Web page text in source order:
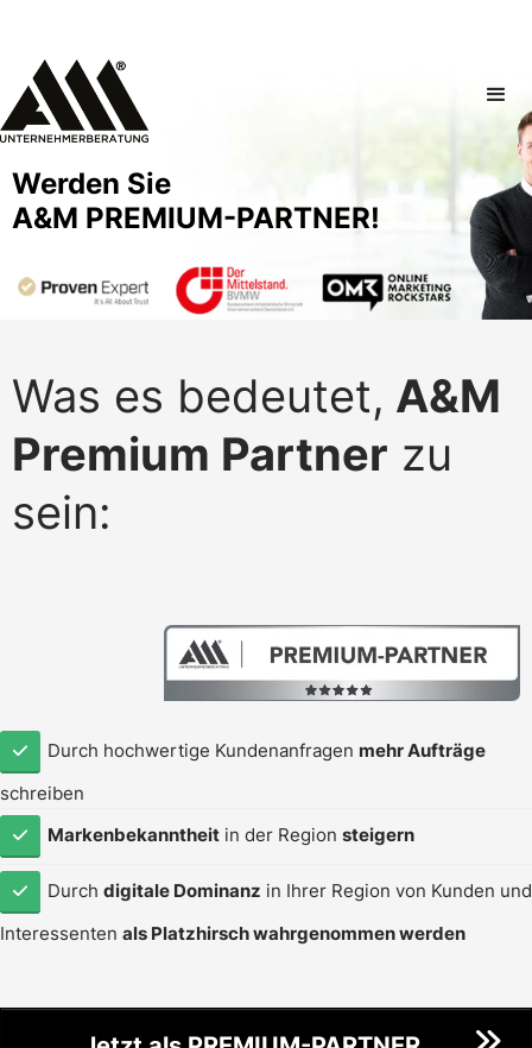
Werden Sie
A&M PREMIUM-PARTNER!
Was es bedeutet, A&M
Premium Partner zu
sein:
Durch hochwertige Kundenanfragen mehr Aufträge
schreiben
Markenbekanntheit in der Region steigern
Durch digitale Dominanz in Ihrer Region von Kunden und
Interessenten als Platzhirsch wahrgenommen werden